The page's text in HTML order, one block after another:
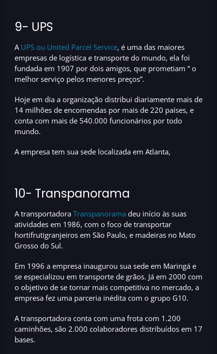
9- UPS
A UPS ou United Parcel Service, é uma das maiores
empresas de logística e transporte do mundo, ela foi
fundada em 1907 por dois amigos, que prometiam “ o
melhor serviço pelos menores preços”.
Hoje em dia a organização distribui diariamente mais de
14 milhões de encomendas por mais de 220 países, e
conta com mais de 540.000 funcionários por todo
mundo.
A empresa tem sua sede localizada em Atlanta,
10- Transpanorama
A transportadora Transpanorama deu início às suas
atividades em 1986, com o foco de transportar
hortifrutigranjeiros em São Paulo, e madeiras no Mato
Grosso do Sul.
Em 1996 a empresa inaugurou sua sede em Maringá e
se especializou em transporte de grãos. Já em 2000 com
o objetivo de se tornar mais competitiva no mercado, a
empresa fez uma parceria inédita com o grupo G10.
A transportadora conta com uma frota com 1.200
caminhões, são 2.000 colaboradores distribuídos em 17
bases.